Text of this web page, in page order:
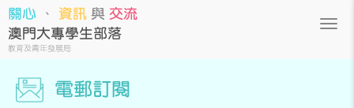
關心 、 資訊 與 交流
澳門大專學生部落
教育及青年發展局
電郵訂閱